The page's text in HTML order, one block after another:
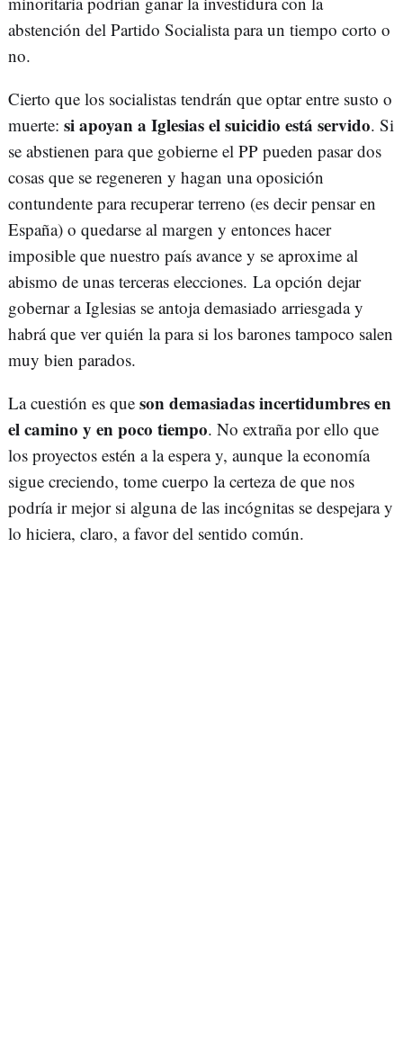
abstención del Partido Socialista para un tiempo corto o
no.
Cierto que los socialistas tendrán que optar entre susto o
muerte: si apoyan a Iglesias el suicidio está servido. Si
se abstienen para que gobierne el PP pueden pasar dos
cosas que se regeneren y hagan una oposición
contundente para recuperar terreno (es decir pensar en
España) o quedarse al margen y entonces hacer
imposible que nuestro país avance y se aproxime al
abismo de unas terceras elecciones. La opción dejar
gobernar a Iglesias se antoja demasiado arriesgada y
habrá que ver quién la para si los barones tampoco salen
muy bien parados.
La cuestión es que son demasiadas incertidumbres en
el camino y en poco tiempo. No extraña por ello que
los proyectos estén a la espera y, aunque la economía
sigue creciendo, tome cuerpo la certeza de que nos
podría ir mejor si alguna de las incógnitas se despejara y
lo hiciera, claro, a favor del sentido común.